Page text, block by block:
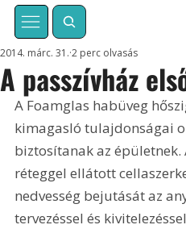
A passzívház
2014. márc. 31. 2 perc olvasás
A Foamglas habüveg
kimagasló tulajdonságai
biztosítanak az épületnek.
réteggel ellátott
nedvesség bejutását az
tervezéssel és